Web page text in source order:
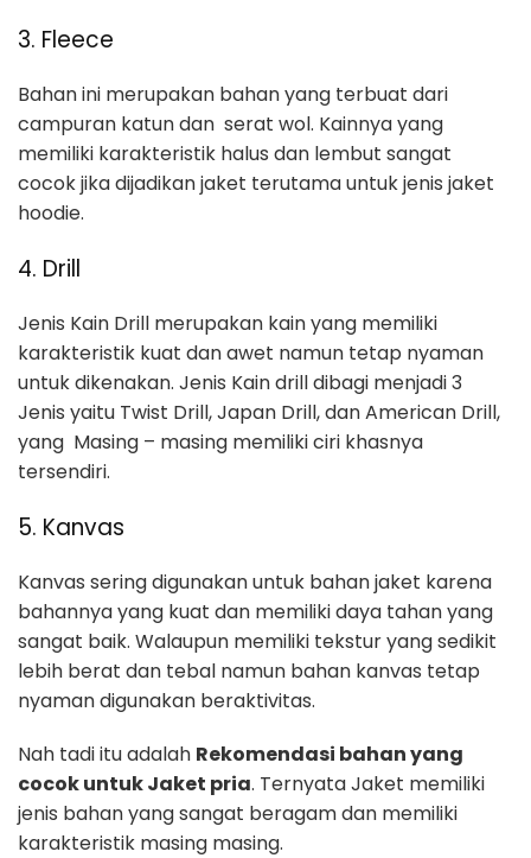
3. Fleece
Bahan ini merupakan bahan yang terbuat dari
campuran katun dan serat wol. Kainnya yang
memiliki karakteristik halus dan lembut sangat
cocok jika dijadikan jaket terutama untuk jenis jaket
hoodie.
4. Drill
Jenis Kain Drill merupakan kain yang memiliki
karakteristik kuat dan awet namun tetap nyaman
untuk dikenakan. Jenis Kain drill dibagi menjadi 3
Jenis yaitu Twist Drill, Japan Drill, dan American Drill,
yang Masing – masing memiliki ciri khasnya
tersendiri.
5. Kanvas
Kanvas sering digunakan untuk bahan jaket karena
bahannya yang kuat dan memiliki daya tahan yang
sangat baik. Walaupun memiliki tekstur yang sedikit
lebih berat dan tebal namun bahan kanvas tetap
nyaman digunakan beraktivitas.
Nah tadi itu adalah Rekomendasi bahan yang
cocok untuk Jaket pria. Ternyata Jaket memiliki
jenis bahan yang sangat beragam dan memiliki
karakteristik masing masing.